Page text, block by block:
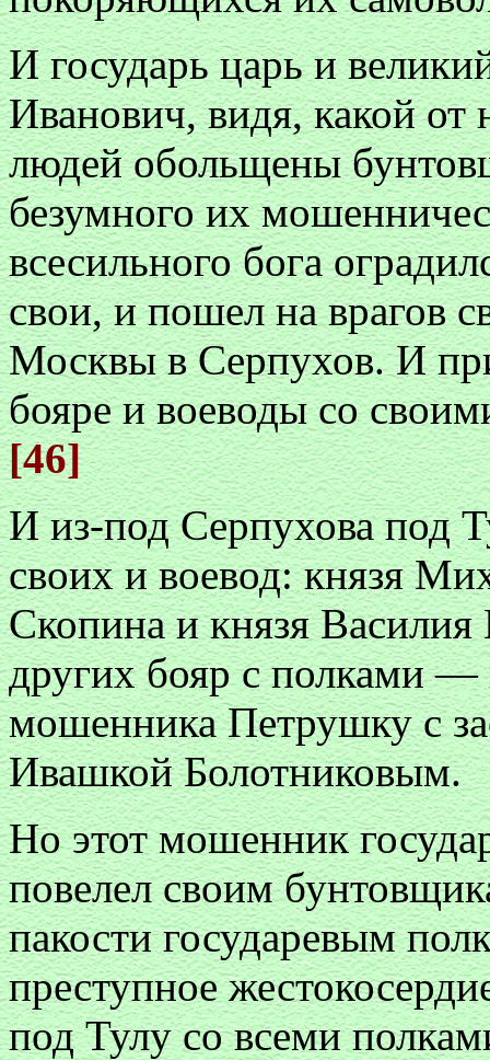
И государь царь и
Иванович, видя, какой
людей обольщены
безумного их
всесильного бога
свои, и пошел на врагов
Москвы в Серпухов. И
бояре и воеводы со
[46]
И из-под Серпухова под
своих и воевод: князя
Скопина и князя
других бояр с полками —
мошенника Петрушку с
Ивашкой Болотниковым.
Но этот мошенник
повелел своим
пакости государевым
преступное
под Тулу со всеми